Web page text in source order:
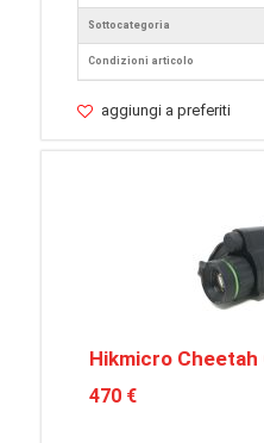
Sottocategoria
Condizioni articolo
aggiungi a preferiti
Hikmicro Cheetah
470 €